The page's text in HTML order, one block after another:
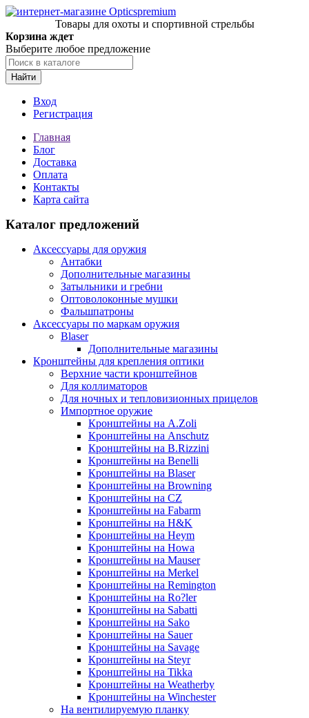
Товары для охоты и спортивной стрельбы
Корзина ждет
Выберите любое предложение
Найти
Вход
Регистрация
Главная
Блог
Доставка
Оплата
Контакты
Карта сайта
Каталог предложений
Аксессуары для оружия
Антабки
Дополнительные магазины
Затыльники и гребни
Оптоволоконные мушки
Фальшпатроны
Аксессуары по маркам оружия
Blaser
Дополнительные магазины
Кронштейны для крепления оптики
Верхние части кронштейнов
Для коллиматоров
Для ночных и тепловизионных прицелов
Импортное оружие
Кронштейны на A.Zoli
Кронштейны на Anschutz
Кронштейны на B.Rizzini
Кронштейны на Benelli
Кронштейны на Blaser
Кронштейны на Browning
Кронштейны на CZ
Кронштейны на Fabarm
Кронштейны на H&K
Кронштейны на Heym
Кронштейны на Howa
Кронштейны на Mauser
Кронштейны на Merkel
Кронштейны на Remington
Кронштейны на Ro?ler
Кронштейны на Sabatti
Кронштейны на Sako
Кронштейны на Sauer
Кронштейны на Savage
Кронштейны на Steyr
Кронштейны на Tikka
Кронштейны на Weatherby
Кронштейны на Winchester
На вентилируемую планку